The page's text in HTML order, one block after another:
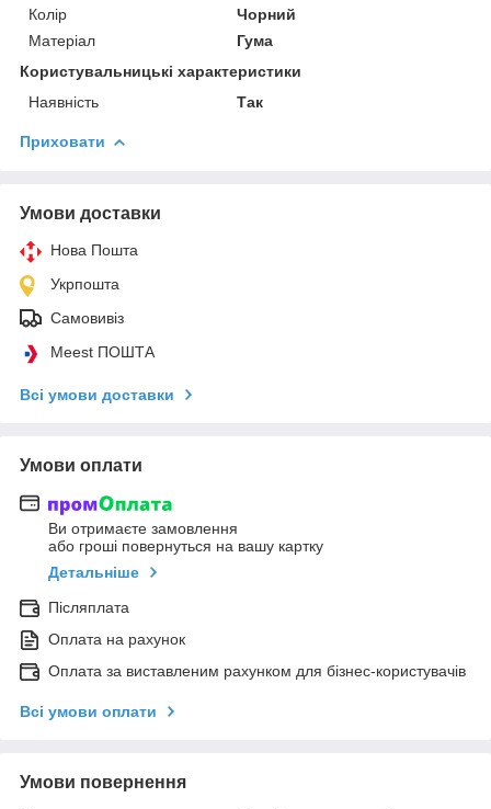
Колір
Чорний
Матеріал
Гума
Користувальницькі характеристики
Наявність
Так
Приховати
Умови доставки
Нова Пошта
Укрпошта
Самовивіз
Meest ПОШТА
Всі умови доставки
Умови оплати
Ви отримаєте замовлення
або гроші повернуться на вашу картку
Детальніше
Післяплата
Оплата на рахунок
Оплата за виставленим рахунком для бізнес-користувачів
Всі умови оплати
Умови повернення